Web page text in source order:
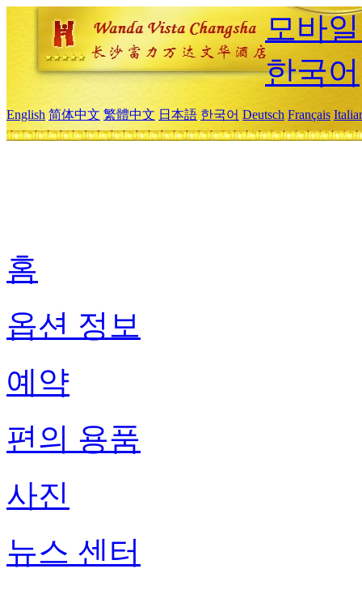
모바
한국어
English 简体中文 繁體中文 日本語 한국어 Deutsch Français
홈
옵션 정보
예약
편의 용품
사진
뉴스 센터